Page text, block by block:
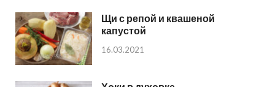
Щи с репой и квашеной
капустой
16.03.2021